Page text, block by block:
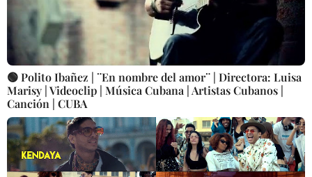
🟢 Polito Ibañez | ¨En nombre del amor¨ | Directora: Luisa
Marisy | Videoclip | Música Cubana | Artistas Cubanos |
Canción | CUBA